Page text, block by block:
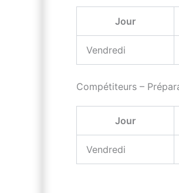
Jour
Vendredi
Compétiteurs –
Jour
Vendredi